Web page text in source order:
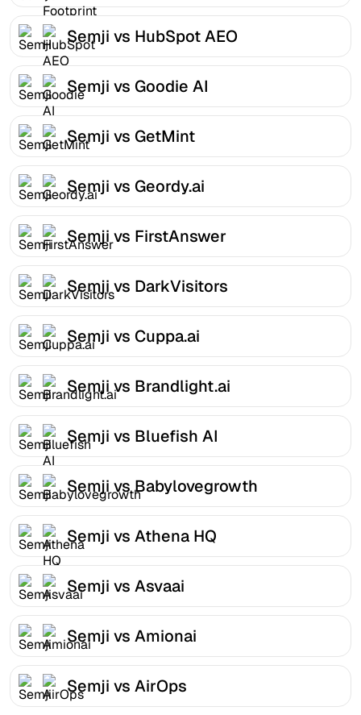
Semji vs HubSpot AEO
Semji vs Goodie AI
Semji vs GetMint
Semji vs Geordy.ai
Semji vs FirstAnswer
Semji vs DarkVisitors
Semji vs Cuppa.ai
Semji vs Brandlight.ai
Semji vs Bluefish AI
Semji vs Babylovegrowth
Semji vs Athena HQ
Semji vs Asvaai
Semji vs Amionai
Semji vs AirOps